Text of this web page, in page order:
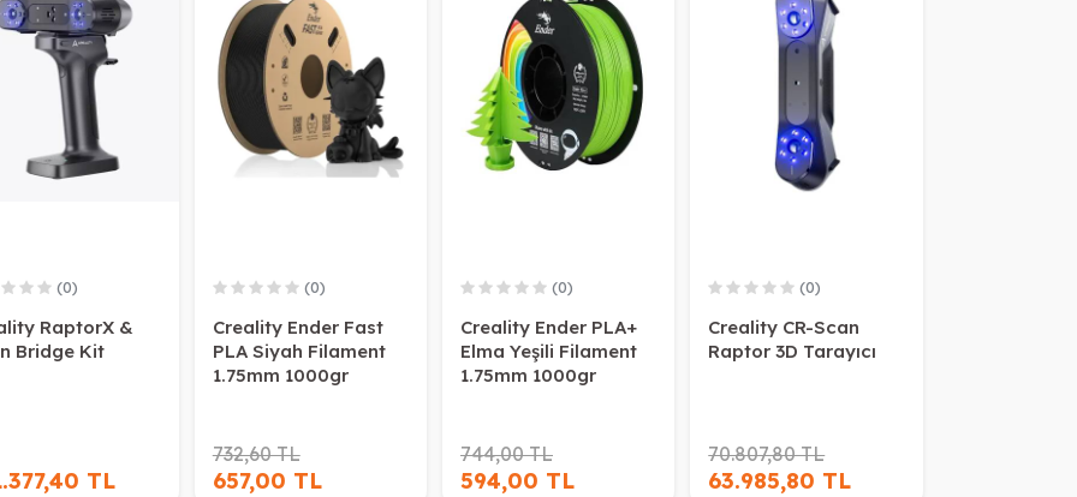
(0)
RaptorX &
Bridge Kit
TL
(0)
Creality Ender Fast
PLA Siyah Filament
1.75mm 1000gr
732,60 TL
657,00 TL
(0)
Creality Ender PLA+
Elma Yeşili Filament
1.75mm 1000gr
744,00 TL
594,00 TL
(0)
Creality CR-Scan
Raptor 3D Tarayıcı
70.807,80 TL
63.985,80 TL